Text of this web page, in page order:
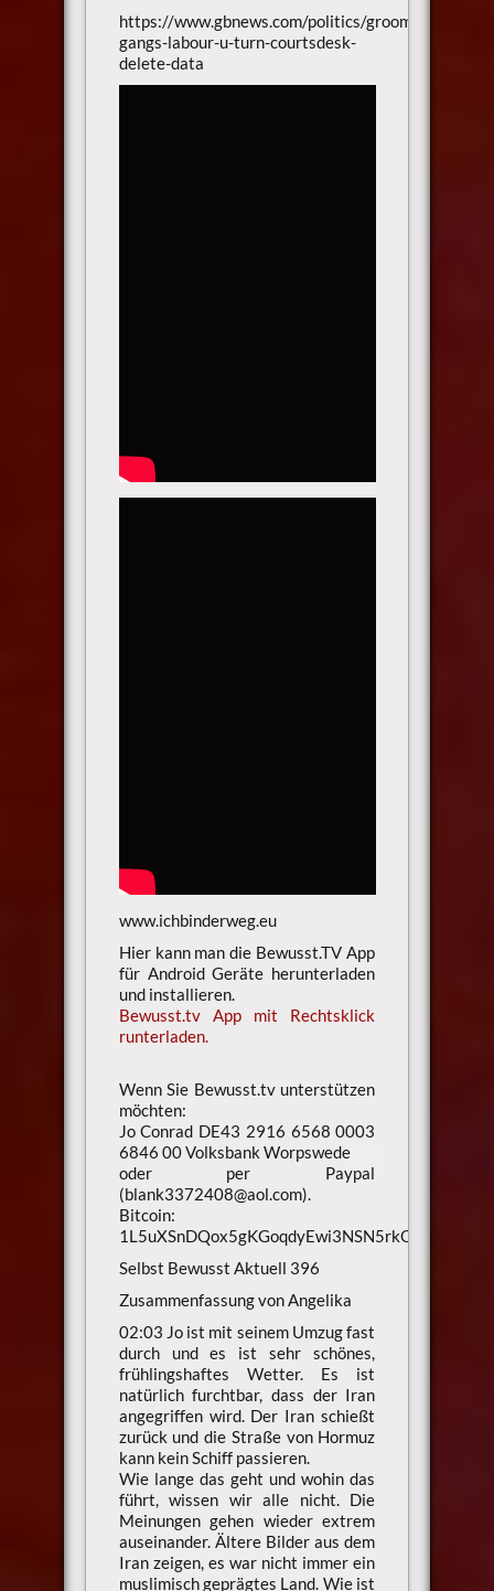
https://www.gbnews.com/politics/grooming-
gangs-labour-u-turn-courtsdesk-
delete-data
www.ichbinderweg.eu
Hier kann man die Bewusst.TV App
für Android Geräte herunterladen
und installieren.
Bewusst.tv App mit Rechtsklick
runterladen.
Wenn Sie Bewusst.tv unterstützen
möchten:
Jo Conrad DE43 2916 6568 0003
6846 00 Volksbank Worpswede
oder per Paypal
(blank3372408@aol.com).
Bitcoin:
1L5uXSnDQox5gKGoqdyEwi3NSN5rkQ99Ae
Selbst Bewusst Aktuell 396
Zusammenfassung von Angelika
02:03 Jo ist mit seinem Umzug fast
durch und es ist sehr schönes,
frühlingshaftes Wetter. Es ist
natürlich furchtbar, dass der Iran
angegriffen wird. Der Iran schießt
zurück und die Straße von Hormuz
kann kein Schiff passieren.
Wie lange das geht und wohin das
führt, wissen wir alle nicht. Die
Meinungen gehen wieder extrem
auseinander. Ältere Bilder aus dem
Iran zeigen, es war nicht immer ein
muslimisch geprägtes Land. Wie ist